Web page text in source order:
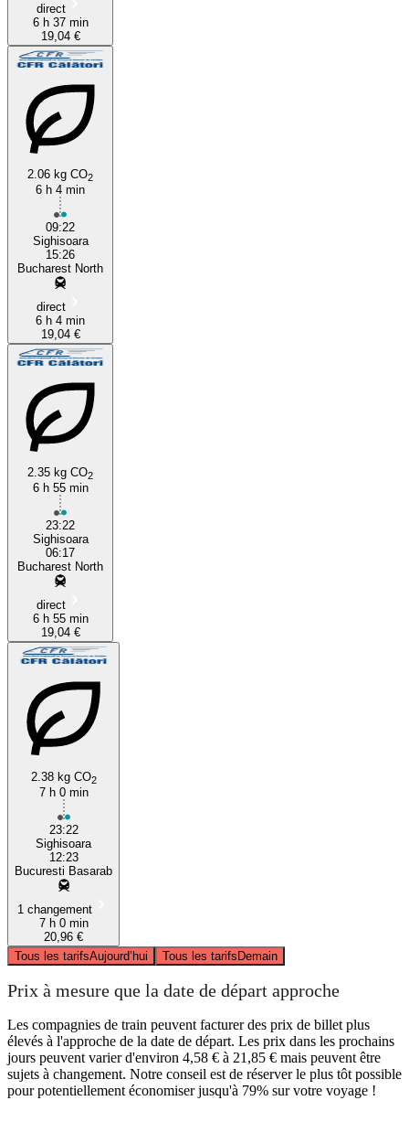
direct
6 h 37 min
19,04 €
2.06 kg CO2
6 h 4 min
09:22
Sighisoara
15:26
Bucharest North
direct
6 h 4 min
19,04 €
2.35 kg CO2
6 h 55 min
23:22
Sighisoara
06:17
Bucharest North
direct
6 h 55 min
19,04 €
2.38 kg CO2
7 h 0 min
23:22
Sighisoara
12:23
Bucuresti Basarab
1 changement
7 h 0 min
20,96 €
Tous les tarifsAujourd’hui Tous les tarifsDemain
Prix à mesure que la date de départ approche
Les compagnies de train peuvent facturer des prix de billet plus
élevés à l'approche de la date de départ. Les prix dans les prochains
jours peuvent varier d'environ 4,58 € à 21,85 € mais peuvent être
sujets à changement. Notre conseil est de réserver le plus tôt possible
pour potentiellement économiser jusqu'à 79% sur votre voyage !